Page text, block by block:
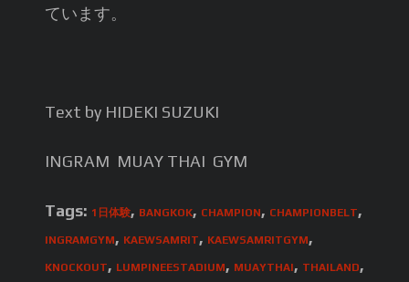
ています。
Text by HIDEKI SUZUKI
INGRAM MUAY THAI GYM
Tags: 1日体験, BANGKOK, CHAMPION, CHAMPIONBELT,
INGRAMGYM, KAEWSAMRIT, KAEWSAMRITGYM,
KNOCKOUT, LUMPINEESTADIUM, MUAYTHAI, THAILAND,